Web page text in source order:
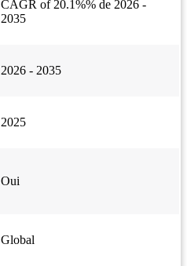
CAGR of 20.1%% de 2026 -
2035
2026 - 2035
2025
Oui
Global